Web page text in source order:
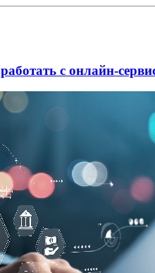
с онлайн-